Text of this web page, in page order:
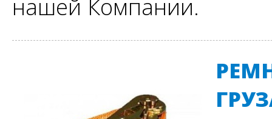
нашей Компании.